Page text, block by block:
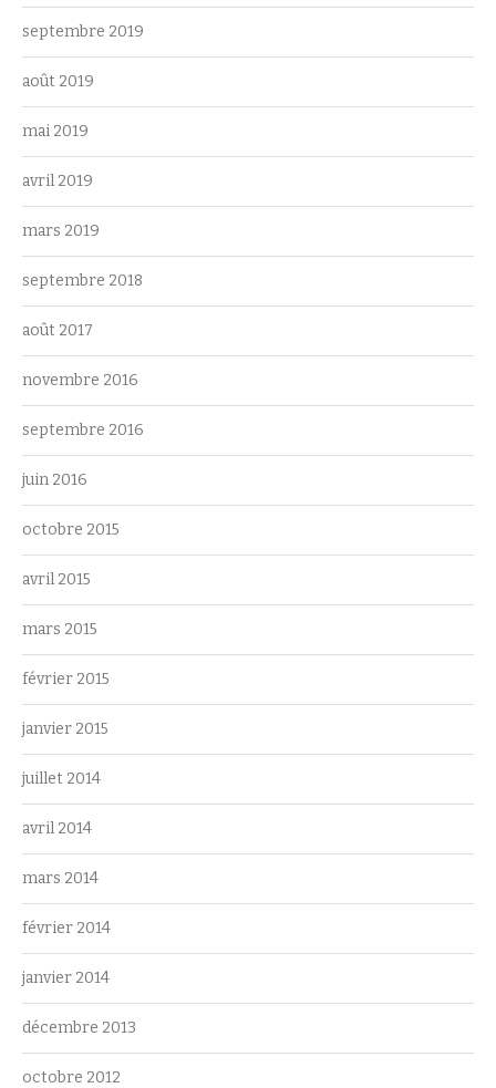
septembre 2019
août 2019
mai 2019
avril 2019
mars 2019
septembre 2018
août 2017
novembre 2016
septembre 2016
juin 2016
octobre 2015
avril 2015
mars 2015
février 2015
janvier 2015
juillet 2014
avril 2014
mars 2014
février 2014
janvier 2014
décembre 2013
octobre 2012